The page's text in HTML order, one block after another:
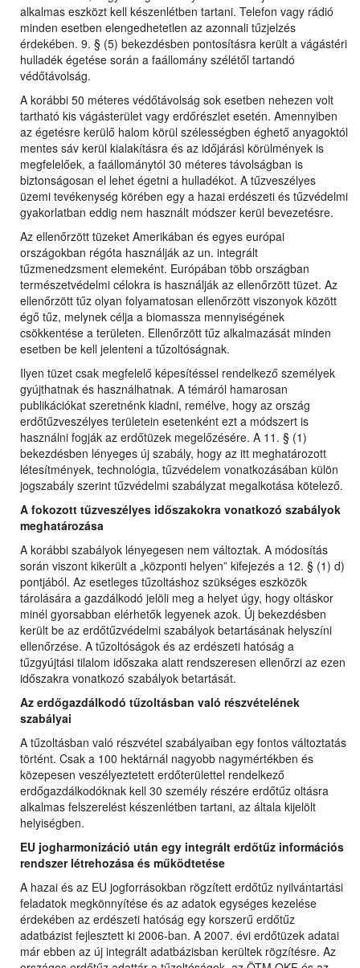
alkalmas eszközt kell készenlétben tartani. Telefon vagy rádió
minden esetben elengedhetetlen az azonnali tűzjelzés
érdekében. 9. § (5) bekezdésben pontosításra került a vágástéri
hulladék égetése során a faállomány szélétől tartandó
védőtávolság.
A korábbi 50 méteres védőtávolság sok esetben nehezen volt
tartható kis vágásterület vagy erdőrészlet esetén. Amennyiben
az égetésre kerülő halom körül szélességben éghető anyagoktól
mentes sáv kerül kialakításra és az időjárási körülmények is
megfelelőek, a faállománytól 30 méteres távolságban is
biztonságosan el lehet égetni a hulladékot. A tűzveszélyes
üzemi tevékenység körében egy a hazai erdészeti és tűzvédelmi
gyakorlatban eddig nem használt módszer kerül bevezetésre.
Az ellenőrzött tüzeket Amerikában és egyes európai
országokban régóta használják az un. integrált
tűzmenedzsment elemeként. Európában több országban
természetvédelmi célokra is használják az ellenőrzött tüzet. Az
ellenőrzött tűz olyan folyamatosan ellenőrzött viszonyok között
égő tűz, melynek célja a biomassza mennyiségének
csökkentése a területen. Ellenőrzött tűz alkalmazását minden
esetben be kell jelenteni a tűzoltóságnak.
Ilyen tüzet csak megfelelő képesítéssel rendelkező személyek
gyújthatnak és használhatnak. A témáról hamarosan
publikációkat szeretnénk kiadni, remélve, hogy az ország
erdőtűzveszélyes területein esetenként ezt a módszert is
használni fogják az erdőtüzek megelőzésére. A 11. § (1)
bekezdésben lényeges új szabály, hogy az itt meghatározott
létesítmények, technológia, tűzvédelem vonatkozásában külön
jogszabály szerint tűzvédelmi szabályzat megalkotása kötelező.
A fokozott tűzveszélyes időszakokra vonatkozó szabályok
meghatározása
A korábbi szabályok lényegesen nem változtak. A módosítás
során viszont kikerült a „központi helyen” kifejezés a 12. § (1) d)
pontjából. Az esetleges tűzoltáshoz szükséges eszközök
tárolására a gazdálkodó jelöli meg a helyet úgy, hogy oltáskor
minél gyorsabban elérhetők legyenek azok. Új bekezdésben
került be az erdőtűzvédelmi szabályok betartásának helyszíni
ellenőrzése. A tűzoltóságok és az erdészeti hatóság a
tűzgyújtási tilalom időszaka alatt rendszeresen ellenőrzi az ezen
időszakra vonatkozó szabályok betartását.
Az erdőgazdálkodó tűzoltásban való részvételének
szabályai
A tűzoltásban való részvétel szabályaiban egy fontos változtatás
történt. Csak a 100 hektárnál nagyobb nagymértékben és
közepesen veszélyeztetett erdőterülettel rendelkező
erdőgazdálkodóknak kell 30 személy részére erdőtűz oltásra
alkalmas felszerelést készenlétben tartani, az általa kijelölt
helyiségben.
EU jogharmonizáció után egy integrált erdőtűz információs
rendszer létrehozása és működtetése
A hazai és az EU jogforrásokban rögzített erdőtűz nyilvántartási
feladatok megkönnyítése és az adatok egységes kezelése
érdekében az erdészeti hatóság egy korszerű erdőtűz
adatbázist fejlesztett ki 2006-ban. A 2007. évi erdőtüzek adatai
már ebben az új integrált adatbázisban kerültek rögzítésre. Az